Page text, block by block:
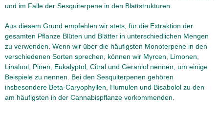
und im Falle der Sesquiterpene in den Blattstrukturen.
Aus diesem Grund empfehlen wir stets, für die Extraktion der
gesamten Pflanze Blüten und Blätter in unterschiedlichen Mengen
zu verwenden. Wenn wir über die häufigsten Monoterpene in den
verschiedenen Sorten sprechen, können wir Myrcen, Limonen,
Linalool, Pinen, Eukalyptol, Citral und Geraniol nennen, um einige
Beispiele zu nennen. Bei den Sesquiterpenen gehören
insbesondere Beta-Caryophyllen, Humulen und Bisabolol zu den
am häufigsten in der Cannabispflanze vorkommenden.